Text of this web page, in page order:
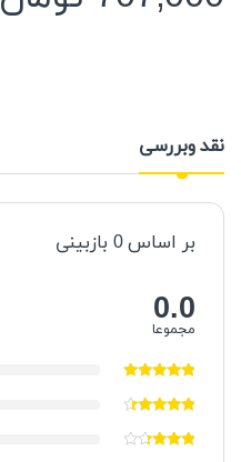
نقد وبررسی
بر اساس 0 ​​بازبینی
0.0
مجموعا